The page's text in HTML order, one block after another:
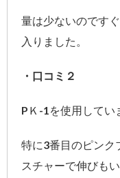
量は少ないのです
入りました。
・口コミ２
PＫ-1を使用してい
特に3番目のピンク
スチャーで伸びも